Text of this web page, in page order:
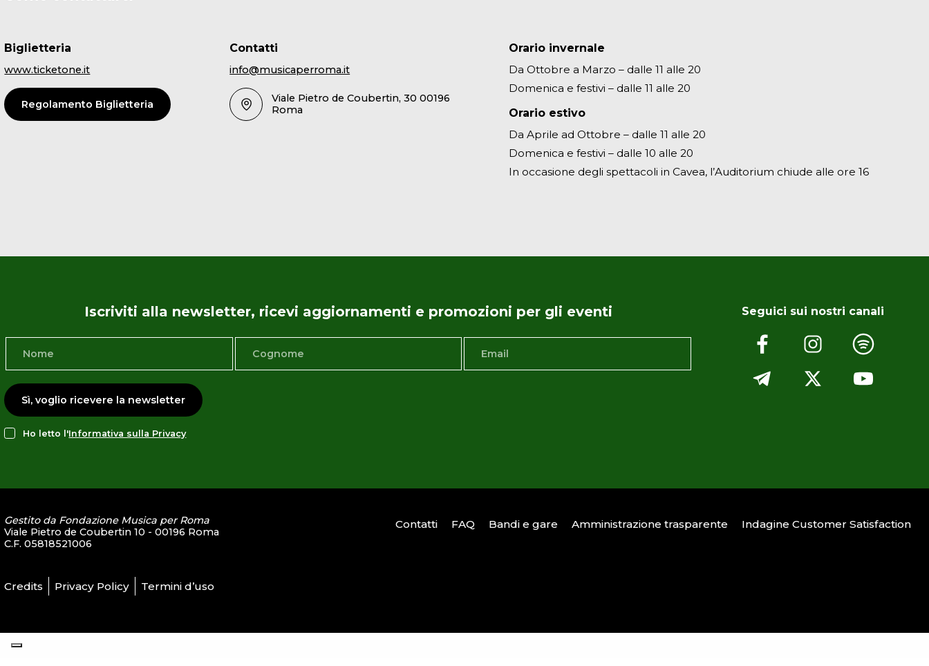
Biglietteria
www.ticketone.it
Regolamento Biglietteria
Contatti
info@musicaperroma.it
Viale Pietro de Coubertin, 30 00196
Roma
Orario invernale
Da Ottobre a Marzo – dalle 11 alle 20
Domenica e festivi – dalle 11 alle 20
Orario estivo
Da Aprile ad Ottobre – dalle 11 alle 20
Domenica e festivi – dalle 10 alle 20
In occasione degli spettacoli in Cavea, l’Auditorium chiude alle ore 16
Iscriviti alla newsletter, ricevi aggiornamenti e promozioni per gli eventi
Sì, voglio ricevere la newsletter
Ho letto l'Informativa sulla Privacy
Seguici sui nostri canali
Gestito da Fondazione Musica per Roma
Viale Pietro de Coubertin 10 - 00196 Roma
C.F. 05818521006
Contatti FAQ Bandi e gare Amministrazione trasparente Indagine Customer Satisfaction
Credits Privacy Policy Termini d’uso